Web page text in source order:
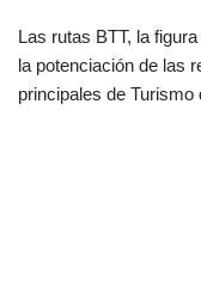
Las rutas BTT, la
la potenciación de las
principales de